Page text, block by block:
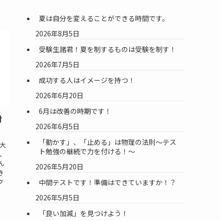
夏は自分を変えることができる時間です。
2026年8月5日
受験生諸君！夏を制するものは受験を制す！
2026年7月5日
成功する人はイメージを持つ！
2026年6月20日
6月は改善の時期です！
2026年6月5日
「動かす」、「止める」は物理の法則～テス
ト勉強の継続で力を付ける！～
2026年5月20日
中間テストです！準備はできていますか！？
2026年5月5日
「良い加減」を見つけよう！